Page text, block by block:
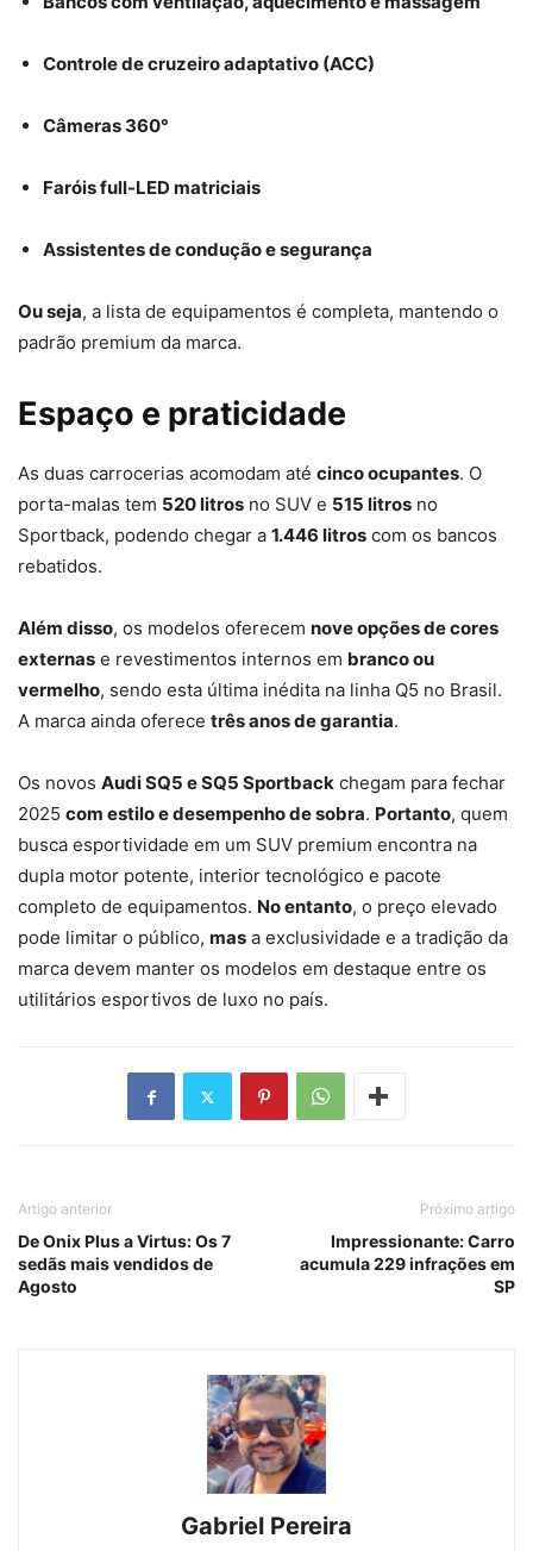
Controle de cruzeiro adaptativo (ACC)
Câmeras 360°
Faróis full-LED matriciais
Assistentes de condução e segurança
Ou seja, a lista de equipamentos é completa, mantendo o
padrão premium da marca.
Espaço e praticidade
As duas carrocerias acomodam até cinco ocupantes. O
porta-malas tem 520 litros no SUV e 515 litros no
Sportback, podendo chegar a 1.446 litros com os bancos
rebatidos.
Além disso, os modelos oferecem nove opções de cores
externas e revestimentos internos em branco ou
vermelho, sendo esta última inédita na linha Q5 no Brasil.
A marca ainda oferece três anos de garantia.
Os novos Audi SQ5 e SQ5 Sportback chegam para fechar
2025 com estilo e desempenho de sobra. Portanto, quem
busca esportividade em um SUV premium encontra na
dupla motor potente, interior tecnológico e pacote
completo de equipamentos. No entanto, o preço elevado
pode limitar o público, mas a exclusividade e a tradição da
marca devem manter os modelos em destaque entre os
utilitários esportivos de luxo no país.
Artigo anterior
De Onix Plus a Virtus: Os 7
sedãs mais vendidos de
Agosto
Próximo artigo
Impressionante: Carro
acumula 229 infrações em
SP
Gabriel Pereira